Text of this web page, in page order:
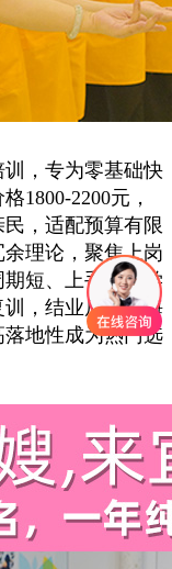
，专为零基础快
1800-2200元，
，适配预算有限
理论，聚焦上岗
短、上手快。学
，结业后对接海
地性成为热门选